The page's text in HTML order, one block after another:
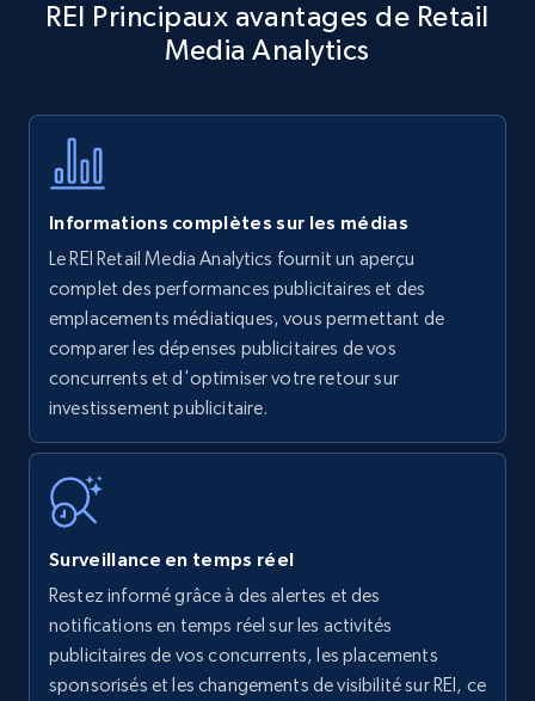
specific keywords
Title, Seller name, Brand, Description, Initial
Amazon products - find products by using
upc numbers
Title, Seller name, Brand, Description, Initial
price, Currency, Availability, Reviews count, and
more.
Amazon Reviews
URL, Product name, Product rating, Product
rating object, Product rating max, Rating,
Author name, Asin, and more.
REI Principaux avantages de Retail
Media Analytics
Informations complètes sur les médias
Le REI Retail Media Analytics fournit un aperçu
complet des performances publicitaires et des
emplacements médiatiques, vous permettant de
comparer les dépenses publicitaires de vos
concurrents et d'optimiser votre retour sur
investissement publicitaire.
Surveillance en temps réel
Restez informé grâce à des alertes et des
notifications en temps réel sur les activités
publicitaires de vos concurrents, les placements
sponsorisés et les changements de visibilité sur REI, ce